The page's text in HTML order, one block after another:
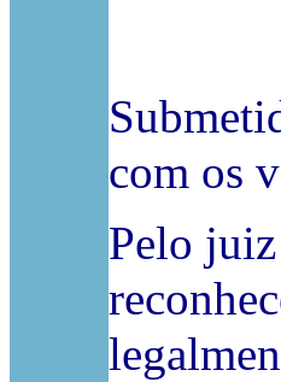
com os
Pelo juiz